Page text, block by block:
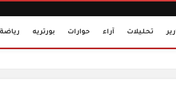
تحليلات آراء حوارات بورتريه رياضة